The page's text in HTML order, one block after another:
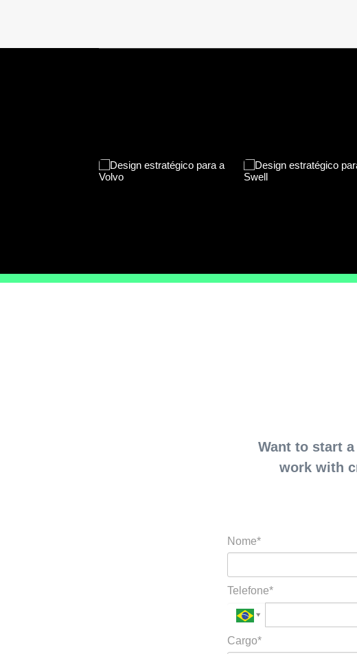
Want to start
work with
Nome*
Telefone*
Cargo*